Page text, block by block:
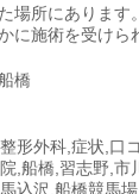
場所にあります。
に施術を受けら
橋
形外科,症状,口
,船橋,習志野,市
込沢,船橋競馬